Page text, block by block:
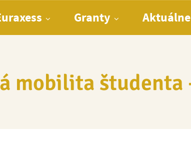
Granty
mobilita študenta